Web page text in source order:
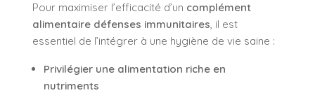
Pour maximiser l’efficacité d’un complément
alimentaire défenses immunitaires, il est
essentiel de l’intégrer à une hygiène de vie saine :
Privilégier une alimentation riche en
nutriments